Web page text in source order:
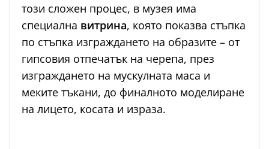
този сложен процес, в музея има
специална витрина, която показва стъпка
по стъпка изграждането на образите – от
гипсовия отпечатък на черепа, през
изграждането на мускулната маса и
меките тъкани, до финалното моделиране
на лицето, косата и израза.